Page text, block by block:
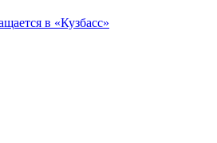
в «Кузбасс»